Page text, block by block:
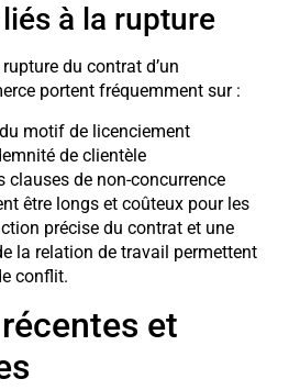
à la rupture
du contrat d’un
portent fréquemment sur :
motif de licenciement
de clientèle
clauses de non-concurrence
être longs et coûteux pour les
précise du contrat et une
la relation de travail permettent
conflit.
et